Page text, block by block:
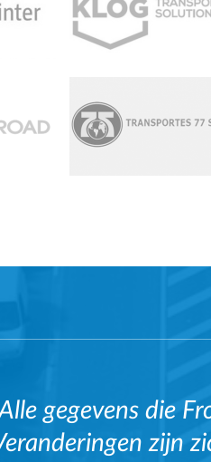
gegevens die
zijn